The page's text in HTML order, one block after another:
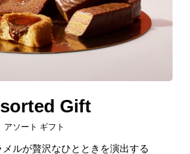
Gift
アソート ギフト
ルが贅沢なひとときを演出する